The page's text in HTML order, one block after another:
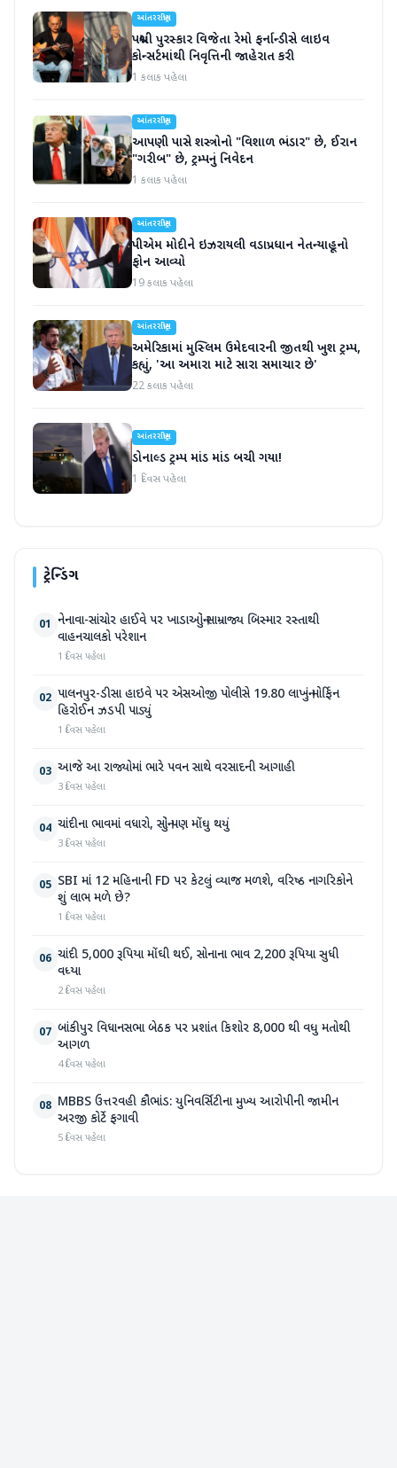
આંતરરાષ્ટ્રીય
પદ્મશ્રી પુરસ્કાર વિજેતા રેમો ફર્નાન્ડીસે લાઇવ
કોન્સર્ટમાંથી નિવૃત્તિની જાહેરાત કરી
1 કલાક પહેલા
આંતરરાષ્ટ્રીય
આપણી પાસે શસ્ત્રોનો "વિશાળ ભંડાર" છે, ઈરાન
"ગરીબ" છે, ટ્રમ્પનું નિવેદન
1 કલાક પહેલા
આંતરરાષ્ટ્રીય
પીએમ મોદીને ઇઝરાયલી વડાપ્રધાન નેતન્યાહૂનો
ફોન આવ્યો
19 કલાક પહેલા
આંતરરાષ્ટ્રીય
અમેરિકામાં મુસ્લિમ ઉમેદવારની જીતથી ખુશ ટ્રમ્પ,
કહ્યું, 'આ અમારા માટે સારા સમાચાર છે'
22 કલાક પહેલા
આંતરરાષ્ટ્રીય
ડોનાલ્ડ ટ્રમ્પ માંડ માંડ બચી ગયા!
1 દિવસ પહેલા
ટ્રેન્ડિંગ
01 નેનાવા-સાંચોર હાઈવે પર ખાડાઓનું સામ્રાજ્ય બિસ્માર રસ્તાથી
વાહનચાલકો પરેશાન
1 દિવસ પહેલા
02 પાલનપુર-ડીસા હાઇવે પર એસઓજી પોલીસે 19.80 લાખનું મોર્ફિન
હિરોઈન ઝડપી પાડ્યું
1 દિવસ પહેલા
03 આજે આ રાજ્યોમાં ભારે પવન સાથે વરસાદની આગાહી
3 દિવસ પહેલા
04 ચાંદીના ભાવમાં વધારો, સોનું પણ મોંઘુ થયું
3 દિવસ પહેલા
05 SBI માં 12 મહિનાની FD પર કેટલું વ્યાજ મળશે, વરિષ્ઠ નાગરિકોને
શું લાભ મળે છે?
1 દિવસ પહેલા
06 ચાંદી 5,000 રૂપિયા મોંઘી થઈ, સોનાના ભાવ 2,200 રૂપિયા સુધી
વધ્યા
2 દિવસ પહેલા
07 બાંકીપુર વિધાનસભા બેઠક પર પ્રશાંત કિશોર 8,000 થી વધુ મતોથી
આગળ
4 દિવસ પહેલા
08 MBBS ઉત્તરવહી કૌભાંડ: યુનિવર્સિટીના મુખ્ય આરોપીની જામીન
અરજી કોર્ટે ફગાવી
5 દિવસ પહેલા